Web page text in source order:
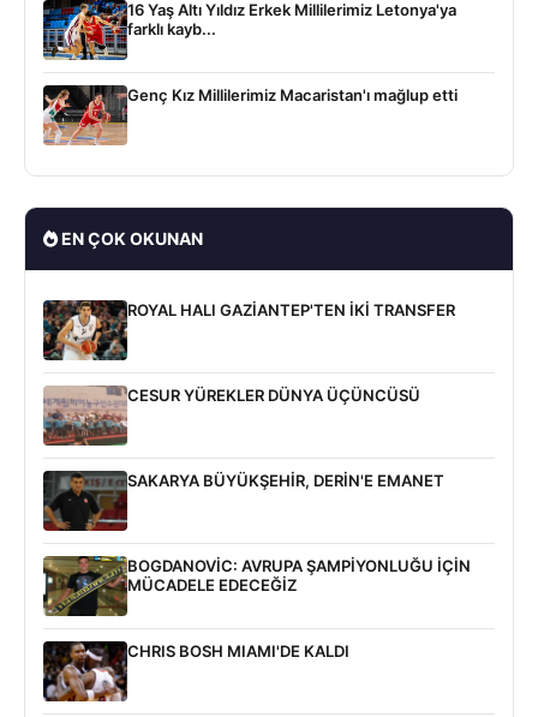
16 Yaş Altı Yıldız Erkek Millilerimiz Letonya'ya
farklı kayb...
Genç Kız Millilerimiz Macaristan'ı mağlup etti
EN ÇOK OKUNAN
ROYAL HALI GAZİANTEP'TEN İKİ TRANSFER
CESUR YÜREKLER DÜNYA ÜÇÜNCÜSÜ
SAKARYA BÜYÜKŞEHİR, DERİN'E EMANET
BOGDANOVİC: AVRUPA ŞAMPİYONLUĞU İÇİN
MÜCADELE EDECEĞİZ
CHRIS BOSH MIAMI'DE KALDI